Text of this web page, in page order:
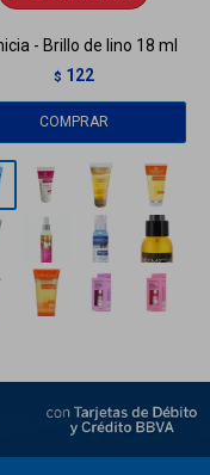
- Brillo de lino 18 ml
$ 122